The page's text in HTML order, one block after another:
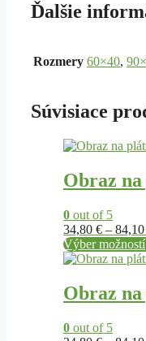
Ďalšie
Rozmery 60×40,
Súvisiace
Obraz
0 out of 5
34,80 € – 84,10
Výber možností
Tento
má
viacero
Možnosti
si
môžete
vybrať
stránke
produktu.
Obraz
0 out of 5
Tento
má
viacero
Možnosti